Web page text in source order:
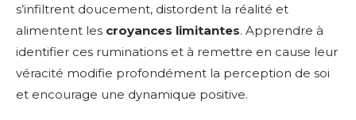
s’infiltrent doucement, distordent la réalité et
alimentent les croyances limitantes. Apprendre à
identifier ces ruminations et à remettre en cause leur
véracité modifie profondément la perception de soi
et encourage une dynamique positive.